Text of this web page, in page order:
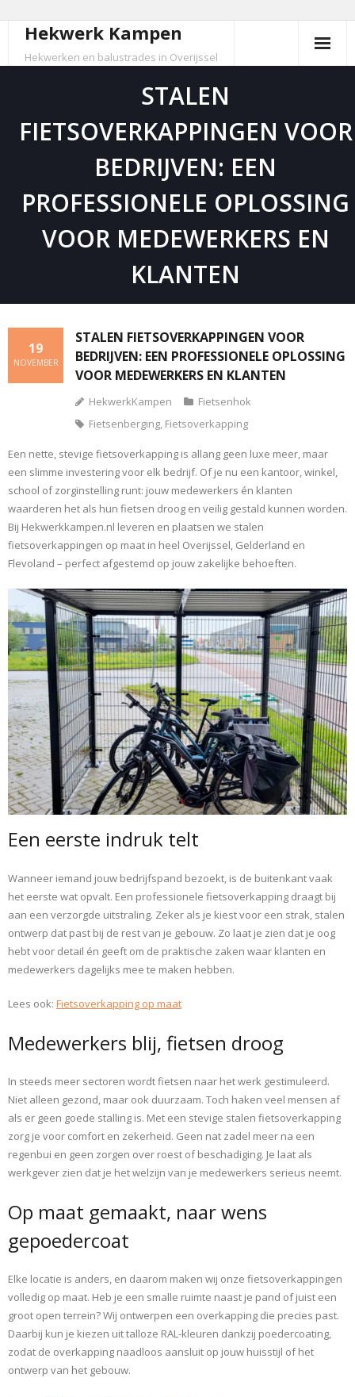
content
Hekwerk Kampen
Hekwerken en balustrades in Overijssel
STALEN
FIETSOVERKAPPINGEN VOOR
BEDRIJVEN: EEN
PROFESSIONELE OPLOSSING
VOOR MEDEWERKERS EN
KLANTEN
STALEN FIETSOVERKAPPINGEN VOOR
BEDRIJVEN: EEN PROFESSIONELE OPLOSSING
VOOR MEDEWERKERS EN KLANTEN
19
NOVEMBER
HekwerkKampen
Fietsenhok
Fietsenberging, Fietsoverkapping
Een nette, stevige fietsoverkapping is allang geen luxe meer, maar
een slimme investering voor elk bedrijf. Of je nu een kantoor, winkel,
school of zorginstelling runt: jouw medewerkers én klanten
waarderen het als hun fietsen droog en veilig gestald kunnen worden.
Bij Hekwerkkampen.nl leveren en plaatsen we stalen
fietsoverkappingen op maat in heel Overijssel, Gelderland en
Flevoland – perfect afgestemd op jouw zakelijke behoeften.
Een eerste indruk telt
Wanneer iemand jouw bedrijfspand bezoekt, is de buitenkant vaak
het eerste wat opvalt. Een professionele fietsoverkapping draagt bij
aan een verzorgde uitstraling. Zeker als je kiest voor een strak, stalen
ontwerp dat past bij de rest van je gebouw. Zo laat je zien dat je oog
hebt voor detail én geeft om de praktische zaken waar klanten en
medewerkers dagelijks mee te maken hebben.
Lees ook: Fietsoverkapping op maat
Medewerkers blij, fietsen droog
In steeds meer sectoren wordt fietsen naar het werk gestimuleerd.
Niet alleen gezond, maar ook duurzaam. Toch haken veel mensen af
als er geen goede stalling is. Met een stevige stalen fietsoverkapping
zorg je voor comfort en zekerheid. Geen nat zadel meer na een
regenbui en geen zorgen over roest of beschadiging. Je laat als
werkgever zien dat je het welzijn van je medewerkers serieus neemt.
Op maat gemaakt, naar wens
gepoedercoat
Elke locatie is anders, en daarom maken wij onze fietsoverkappingen
volledig op maat. Heb je een smalle ruimte naast je pand of juist een
groot open terrein? Wij ontwerpen een overkapping die precies past.
Daarbij kun je kiezen uit talloze RAL-kleuren dankzij poedercoating,
zodat de overkapping naadloos aansluit op jouw huisstijl of het
ontwerp van het gebouw.